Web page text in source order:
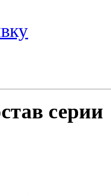
серии